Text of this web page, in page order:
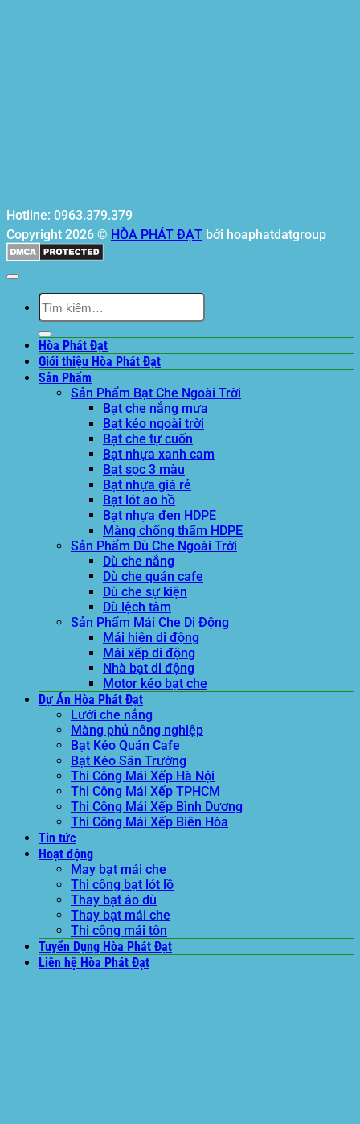
Hotline: 0963.379.379
Copyright 2026 © HÒA PHÁT ĐẠT bởi hoaphatdatgroup
Tìm
kiếm:
Hòa Phát Đạt
Giới thiệu Hòa Phát Đạt
Sản Phẩm
Sản Phẩm Bạt Che Ngoài Trời
Bạt che nắng mưa
Bạt kéo ngoài trời
Bạt che tự cuốn
Bạt nhựa xanh cam
Bạt sọc 3 màu
Bạt nhựa giá rẻ
Bạt lót ao hồ
Bạt nhựa đen HDPE
Màng chống thấm HDPE
Sản Phẩm Dù Che Ngoài Trời
Dù che nắng
Dù che quán cafe
Dù che sự kiện
Dù lệch tâm
Sản Phẩm Mái Che Di Động
Mái hiên di động
Mái xếp di động
Nhà bạt di động
Motor kéo bạt che
Dự Án Hòa Phát Đạt
Lưới che nắng
Màng phủ nông nghiệp
Bạt Kéo Quán Cafe
Bạt Kéo Sân Trường
Thi Công Mái Xếp Hà Nội
Thi Công Mái Xếp TPHCM
Thi Công Mái Xếp Bình Dương
Thi Công Mái Xếp Biên Hòa
Tin tức
Hoạt động
May bạt mái che
Thi công bạt lót lồ
Thay bạt áo dù
Thay bạt mái che
Thi công mái tôn
Tuyển Dụng Hòa Phát Đạt
Liên hệ Hòa Phát Đạt